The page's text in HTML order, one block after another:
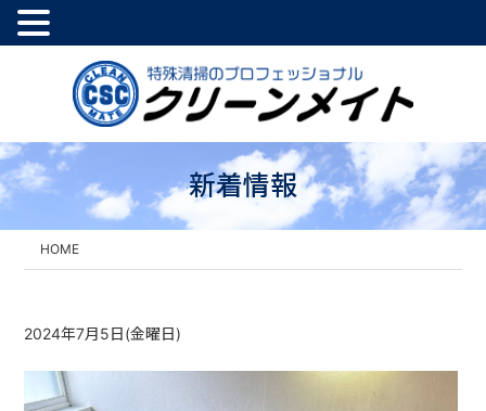
新着情報
HOME
2024年7月5日(金曜日)